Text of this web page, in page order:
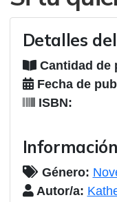
Detalles
Cantidad de
Fecha de
ISBN:
Género:
Autor/a: